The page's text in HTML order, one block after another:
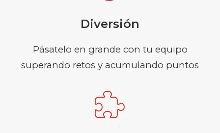
Diversión
Pásatelo en grande con tu equipo
superando retos y acumulando puntos